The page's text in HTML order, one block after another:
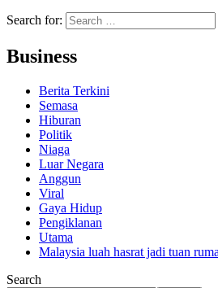
Search for:
Business
Berita Terkini
Semasa
Hiburan
Politik
Niaga
Luar Negara
Anggun
Viral
Gaya Hidup
Pengiklanan
Utama
Malaysia luah hasrat jadi tuan
Search